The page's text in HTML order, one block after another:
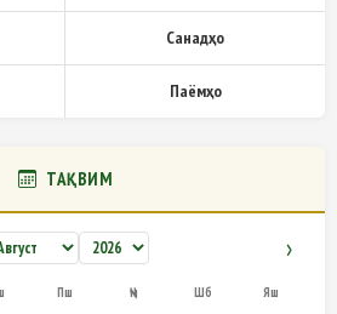
Санадҳо
Паёмҳо
ТАҚВИМ
›
Пш Ҷм Шб Яш